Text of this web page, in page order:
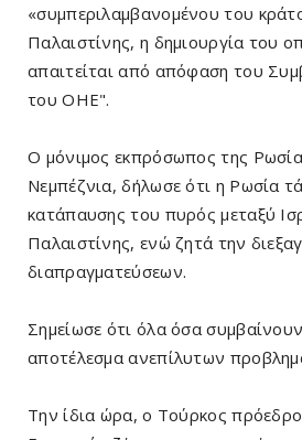
«συμπεριλαμβανομένου του
Παλαιστίνης, η δημιουργία του
απαιτείται από απόφαση του
του ΟΗΕ".
Ο μόνιμος εκπρόσωπος της
Νεμπέζνια, δήλωσε ότι η Ρωσία
κατάπαυσης του πυρός μεταξύ
Παλαιστίνης, ενώ ζητά την
διαπραγματεύσεων.
Σημείωσε ότι όλα όσα
αποτέλεσμα ανεπίλυτων
Την ίδια ώρα, ο Τούρκος